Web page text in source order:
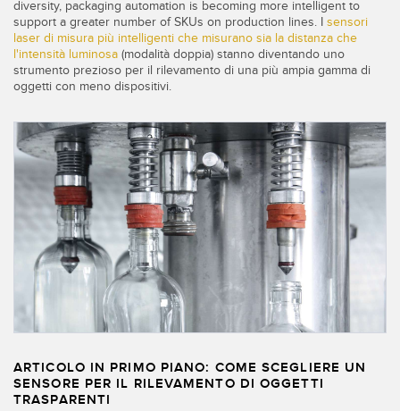
diversity, packaging automation is becoming more intelligent to
support a greater number of SKUs on production lines. I sensori
laser di misura più intelligenti che misurano sia la distanza che
l'intensità luminosa (modalità doppia) stanno diventando uno
strumento prezioso per il rilevamento di una più ampia gamma di
oggetti con meno dispositivi.
ARTICOLO IN PRIMO PIANO: COME SCEGLIERE UN
SENSORE PER IL RILEVAMENTO DI OGGETTI
TRASPARENTI